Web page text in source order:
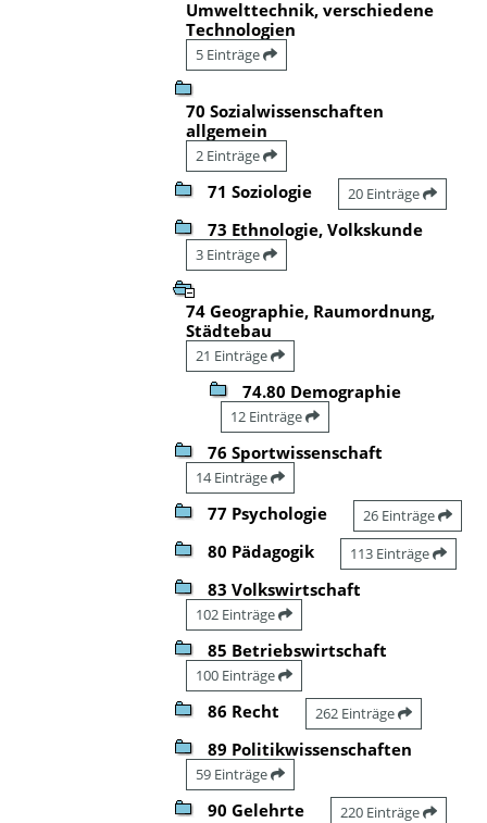
Umwelttechnik, verschiedene
Technologien
5 Einträge
70 Sozialwissenschaften
allgemein
2 Einträge
71 Soziologie 20 Einträge
73 Ethnologie, Volkskunde
3 Einträge
74 Geographie, Raumordnung,
Städtebau
21 Einträge
74.80 Demographie
12 Einträge
76 Sportwissenschaft
14 Einträge
77 Psychologie 26 Einträge
80 Pädagogik 113 Einträge
83 Volkswirtschaft
102 Einträge
85 Betriebswirtschaft
100 Einträge
86 Recht 262 Einträge
89 Politikwissenschaften
59 Einträge
90 Gelehrte 220 Einträge